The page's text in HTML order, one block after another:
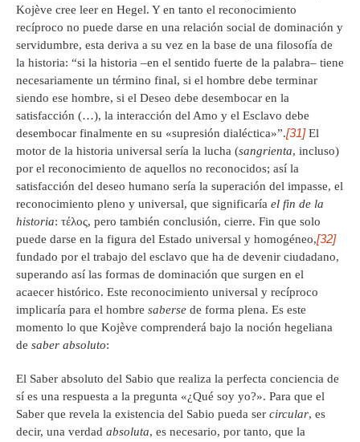
Kojève cree leer en Hegel. Y en tanto el reconocimiento
recíproco no puede darse en una relación social de dominación y
servidumbre, esta deriva a su vez en la base de una filosofía de
la historia: “si la historia –en el sentido fuerte de la palabra– tiene
necesariamente un término final, si el hombre debe terminar
siendo ese hombre, si el Deseo debe desembocar en la
satisfacción (…), la interacción del Amo y el Esclavo debe
desembocar finalmente en su «supresión dialéctica»”.[31]El
motor de la historia universal sería la lucha (sangrienta, incluso)
por el reconocimiento de aquellos no reconocidos; así la
satisfacción del deseo humano sería la superación del impasse, el
reconocimiento pleno y universal, que significaría el fin de la
historia: τέλος, pero también conclusión, cierre. Fin que solo
puede darse en la figura del Estado universal y homogéneo,[32]
fundado por el trabajo del esclavo que ha de devenir ciudadano,
superando así las formas de dominación que surgen en el
acaecer histórico. Este reconocimiento universal y recíproco
implicaría para el hombre saberse de forma plena. Es este
momento lo que Kojève comprenderá bajo la noción hegeliana
de saber absoluto:
El Saber absoluto del Sabio que realiza la perfecta conciencia de
sí es una respuesta a la pregunta «¿Qué soy yo?». Para que el
Saber que revela la existencia del Sabio pueda ser circular, es
decir, una verdad absoluta, es necesario, por tanto, que la